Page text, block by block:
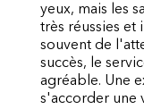
yeux, mais les
très réussies et
souvent de
succès, le
agréable. Une
s'accorder une